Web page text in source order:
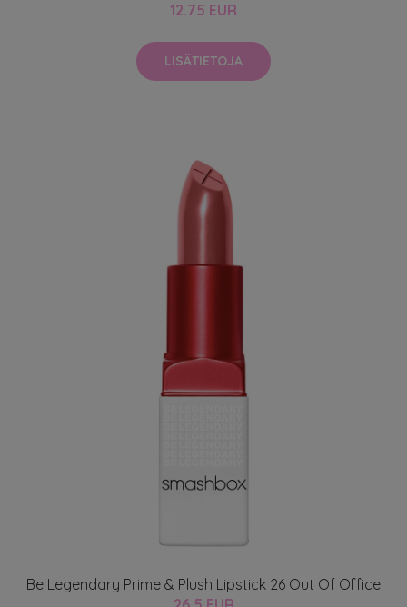
12.75 EUR
LISÄTIETOJA
Be Legendary Prime & Plush Lipstick 26 Out Of Office